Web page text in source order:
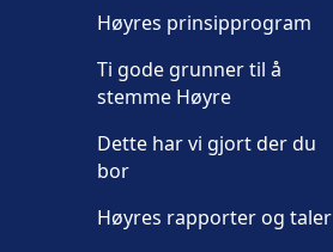
Høyres prinsipprogram
Ti gode grunner til å
stemme Høyre
Dette har vi gjort der du
bor
Høyres rapporter og taler